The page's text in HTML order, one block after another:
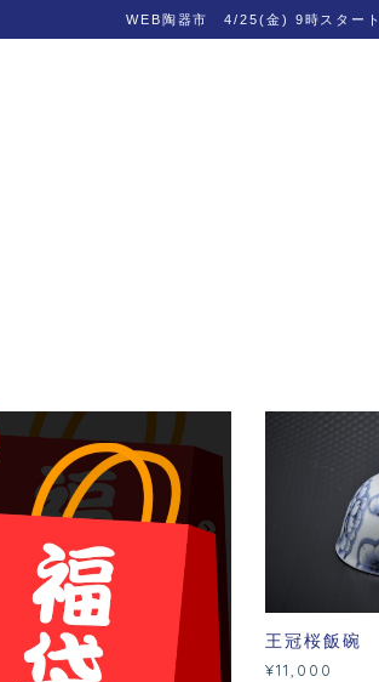
WEB陶器市 4/25(金) 9時スタート
王冠桜飯碗
¥11,000